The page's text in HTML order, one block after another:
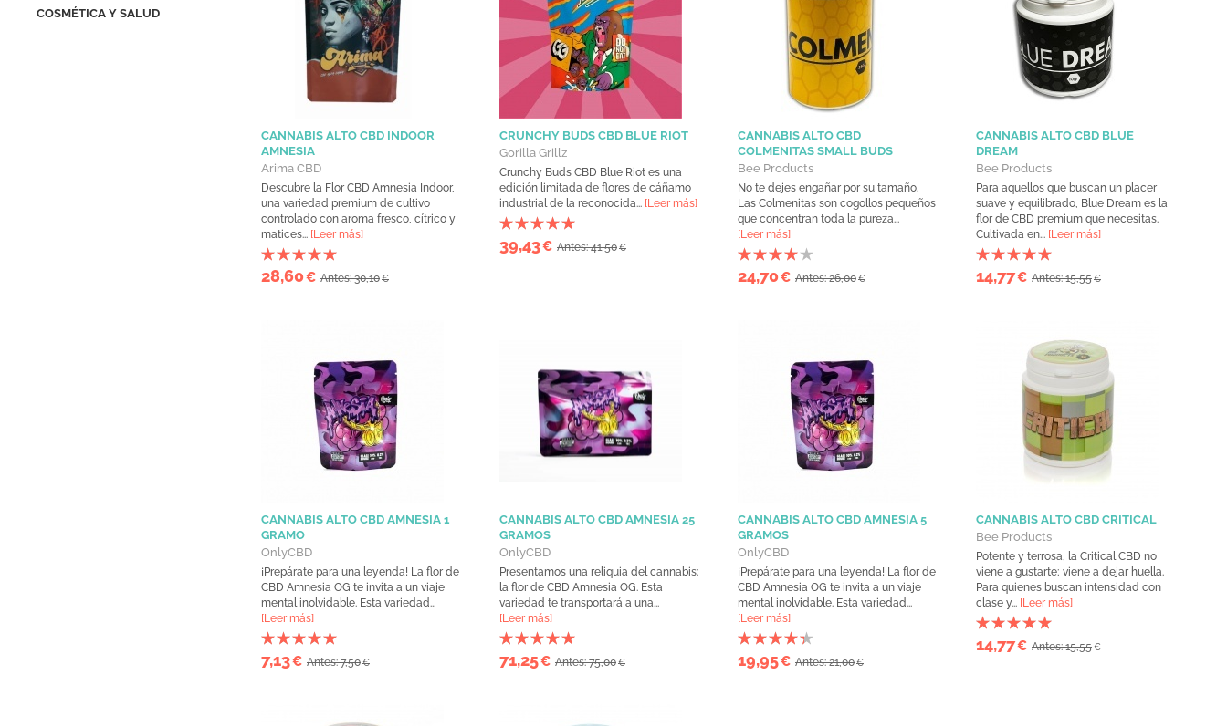
COSMÉTICA Y SALUD
CANNABIS ALTO CBD INDOOR
AMNESIA
Arima CBD
Descubre la Flor CBD Amnesia Indoor,
una variedad premium de cultivo
controlado con aroma fresco, cítrico y
matices... [Leer más]
28,60€ Antes: 30,10€
CRUNCHY BUDS CBD BLUE RIOT
Gorilla Grillz
Crunchy Buds CBD Blue Riot es una
edición limitada de flores de cáñamo
industrial de la reconocida... [Leer más]
39,43€ Antes: 41,50€
CANNABIS ALTO CBD
COLMENITAS SMALL BUDS
Bee Products
No te dejes engañar por su tamaño.
Las Colmenitas son cogollos pequeños
que concentran toda la pureza...
[Leer más]
24,70€ Antes: 26,00€
CANNABIS ALTO CBD BLUE
DREAM
Bee Products
Para aquellos que buscan un placer
suave y equilibrado, Blue Dream es la
flor de CBD premium que necesitas.
Cultivada en... [Leer más]
14,77€ Antes: 15,55€
CANNABIS ALTO CBD AMNESIA 1
GRAMO
OnlyCBD
¡Prepárate para una leyenda! La flor de
CBD Amnesia OG te invita a un viaje
mental inolvidable. Esta variedad...
[Leer más]
7,13€ Antes: 7,50€
CANNABIS ALTO CBD AMNESIA 25
GRAMOS
OnlyCBD
Presentamos una reliquia del cannabis:
la flor de CBD Amnesia OG. Esta
variedad te transportará a una...
[Leer más]
71,25€ Antes: 75,00€
CANNABIS ALTO CBD AMNESIA 5
GRAMOS
OnlyCBD
¡Prepárate para una leyenda! La flor de
CBD Amnesia OG te invita a un viaje
mental inolvidable. Esta variedad...
[Leer más]
19,95€ Antes: 21,00€
CANNABIS ALTO CBD CRITICAL
Bee Products
Potente y terrosa, la Critical CBD no
viene a gustarte; viene a dejar huella.
Para quienes buscan intensidad con
clase y... [Leer más]
14,77€ Antes: 15,55€